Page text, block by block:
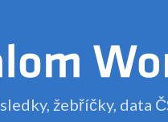
žebříčky, data